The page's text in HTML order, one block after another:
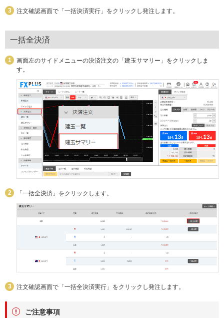
注文確認画面で「一括決済実行」をクリックし発注します。
一括全決済
画面左のサイドメニューの決済注文の「建玉サマリー」をクリックしま
す。
「一括全決済」をクリックします。
注文確認画面で「一括全決済実行」をクリックし発注します。
ご注意事項